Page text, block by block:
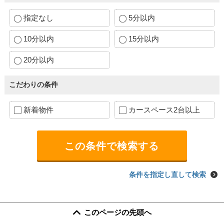
指定なし 5分以内
10分以内 15分以内
20分以内
こだわりの条件
新着物件 カースペース2台以上
条件を指定し直して検索
このページの先頭へ